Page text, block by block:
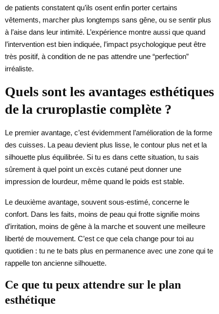
de patients constatent qu’ils osent enfin porter certains
vêtements, marcher plus longtemps sans gêne, ou se sentir plus
à l’aise dans leur intimité. L’expérience montre aussi que quand
l’intervention est bien indiquée, l’impact psychologique peut être
très positif, à condition de ne pas attendre une “perfection”
irréaliste.
Quels sont les avantages esthétiques
de la cruroplastie complète ?
Le premier avantage, c’est évidemment l’amélioration de la forme
des cuisses. La peau devient plus lisse, le contour plus net et la
silhouette plus équilibrée. Si tu es dans cette situation, tu sais
sûrement à quel point un excès cutané peut donner une
impression de lourdeur, même quand le poids est stable.
Le deuxième avantage, souvent sous-estimé, concerne le
confort. Dans les faits, moins de peau qui frotte signifie moins
d’irritation, moins de gêne à la marche et souvent une meilleure
liberté de mouvement. C’est ce que cela change pour toi au
quotidien : tu ne te bats plus en permanence avec une zone qui te
rappelle ton ancienne silhouette.
Ce que tu peux attendre sur le plan
esthétique